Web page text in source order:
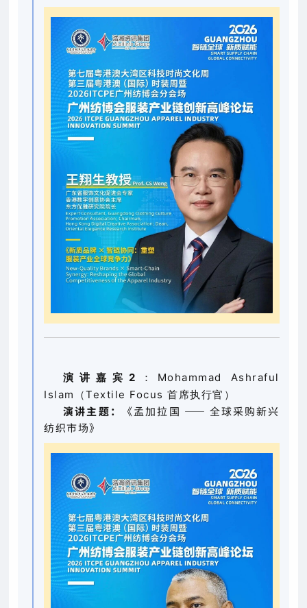
演讲嘉宾2 ：Mohammad Ashraful
Islam（Textile Focus 首席执行官）
演讲主题：
《孟加拉国 —— 全球采购新兴
纺织市场》